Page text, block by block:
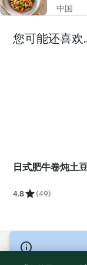
中国
您可能还喜欢
日式肥牛卷炖土
4.8 (49)
© Copyright 2021-